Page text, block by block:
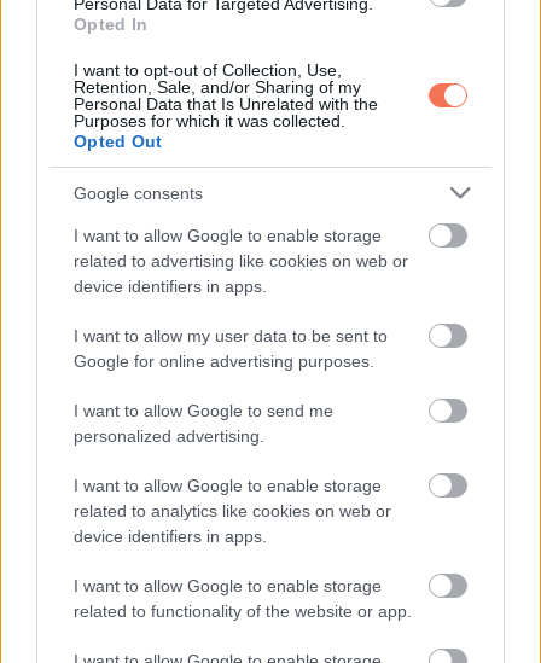
Opted In
I want to opt-out of Collection, Use,
Retention, Sale, and/or Sharing of my
Personal Data that Is Unrelated with the
Purposes for which it was collected.
Opted Out
Google consents
I want to allow Google to enable storage
related to advertising like cookies on web or
device identifiers in apps.
I want to allow my user data to be sent to
Google for online advertising purposes.
I want to allow Google to send me
personalized advertising.
I want to allow Google to enable storage
related to analytics like cookies on web or
device identifiers in apps.
I want to allow Google to enable storage
related to functionality of the website or app.
Oszd meg ezt a posztot:
WhatsappReddit
via
Email
ELŐZŐ POSZT
A férfi megmutatja a naptejhasználat
fontosságát, mivel sokkoló különbséget